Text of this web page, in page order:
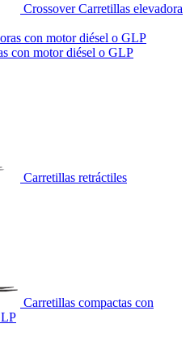
Crossover Carretillas elevadora
con motor diésel o GLP
Carretillas retráctiles
Carretillas compactas con